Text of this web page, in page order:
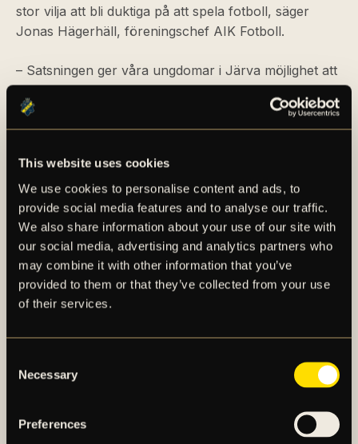
This website uses cookies
We use cookies to personalise content and ads, to
provide social media features and to analyse our traffic.
We also share information about your use of our site with
our social media, advertising and analytics partners who
may combine it with other information that you’ve
provided to them or that they’ve collected from your use
of their services.
Selection
Necessary
Preferences
stor vilja att bli duktiga på att spela fotboll, säger
Jonas Hägerhäll, föreningschef AIK Fotboll.
– Satsningen ger våra ungdomar i Järva möjlighet att
kombinera en högkvalitativ utbildning med träning
och tävling på elitnivå inom fotbollen. Vi tror starkt på
att passion för idrott och höga ambitioner i studier
eleverna möjlighet att utveckla avgörande färdigheter
som samarbete, självdisciplin och målmedvetenhet -
egenskaper som kommer att tjäna eleverna väl både
på planen, i klassrummet och senare i arbetslivet,
säger Iman Ehsani, rektor på Järva Gymnasium.
För en längre faktapresentation av samarbetsavtalet,
se det bifogade materialet i detta pressmeddelande.